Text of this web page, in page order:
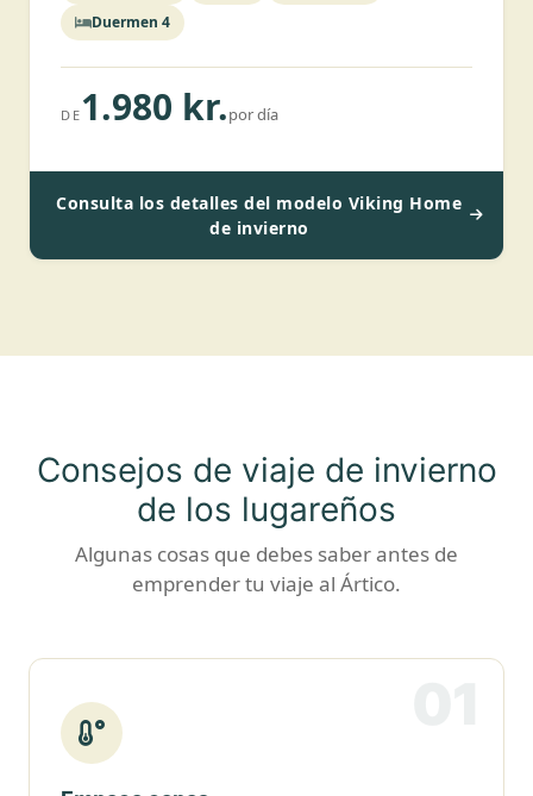
Duermen 4
DE 1.980 kr.por día
Consulta los detalles del modelo Viking Home
de invierno
Consejos de viaje de invierno
de los lugareños
Algunas cosas que debes saber antes de
emprender tu viaje al Ártico.